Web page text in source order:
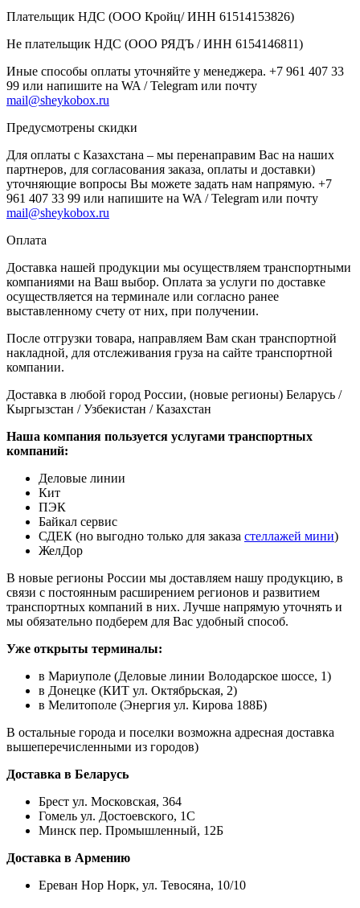
Плательщик НДС (ООО Кройц/ ИНН 61514153826)
Не плательщик НДС (ООО РЯДЪ / ИНН 6154146811)
Иные способы оплаты уточняйте у менеджера. +7 961 407 33
99 или напишите на WA / Telegram или почту
mail@sheykobox.ru
Предусмотрены скидки
Для оплаты с Казахстана – мы перенаправим Вас на наших
партнеров, для согласования заказа, оплаты и доставки)
уточняющие вопросы Вы можете задать нам напрямую. +7
961 407 33 99 или напишите на WA / Telegram или почту
mail@sheykobox.ru
Оплата
Доставка нашей продукции мы осуществляем транспортными
компаниями на Ваш выбор. Оплата за услуги по доставке
осуществляется на терминале или согласно ранее
выставленному счету от них, при получении.
После отгрузки товара, направляем Вам скан транспортной
накладной, для отслеживания груза на сайте транспортной
компании.
Доставка в любой город России, (новые регионы) Беларусь /
Кыргызстан / Узбекистан / Казахстан
Наша компания пользуется услугами транспортных
компаний:
Деловые линии
Кит
ПЭК
Байкал сервис
СДЕК (но выгодно только для заказа стеллажей мини)
ЖелДор
В новые регионы России мы доставляем нашу продукцию, в
связи с постоянным расширением регионов и развитием
транспортных компаний в них. Лучше напрямую уточнять и
мы обязательно подберем для Вас удобный способ.
Уже открыты терминалы:
в Мариуполе (Деловые линии Володарское шоссе, 1)
в Донецке (КИТ ул. Октябрьская, 2)
в Мелитополе (Энергия ул. Кирова 188Б)
В остальные города и поселки возможна адресная доставка
вышеперечисленными из городов)
Доставка в Беларусь
Брест ул. Московская, 364
Гомель ул. Достоевского, 1С
Минск пер. Промышленный, 12Б
Доставка в Армению
Ереван Нор Норк, ул. Тевосяна, 10/10